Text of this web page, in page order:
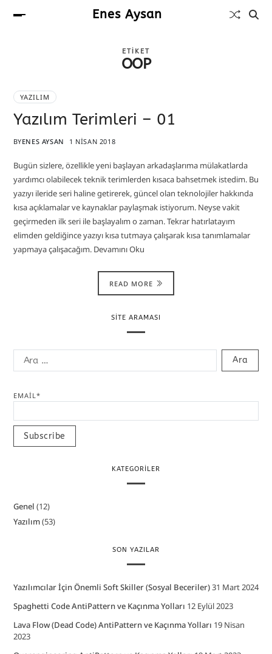
Enes Aysan
ETIKET
OOP
YAZILIM
Yazılım Terimleri – 01
BYENES AYSAN 1 NISAN 2018
Bugün sizlere, özellikle yeni başlayan arkadaşlarıma mülakatlarda
yardımcı olabilecek teknik terimlerden kısaca bahsetmek istedim. Bu
yazıyı ileride seri haline getirerek, güncel olan teknolojiler hakkında
kısa açıklamalar ve kaynaklar paylaşmak istiyorum. Neyse vakit
geçirmeden ilk seri ile başlayalım o zaman. Tekrar hatırlatayım
elimden geldiğince yazıyı kısa tutmaya çalışarak kısa tanımlamalar
yapmaya çalışacağım. Devamını Oku
READ MORE
SITE ARAMASI
EMAIL*
KATEGORILER
Genel (12)
Yazılım(53)
SON YAZILAR
Yazılımcılar İçin Önemli Soft Skiller (Sosyal Beceriler)31 Mart 2024
Spaghetti Code AntiPattern ve Kaçınma Yolları 12 Eylül 2023
Lava Flow (Dead Code) AntiPattern ve Kaçınma Yolları 19 Nisan
2023